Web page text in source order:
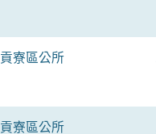
貢寮區公所
貢寮區公所